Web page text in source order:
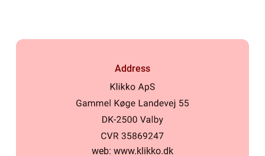
Address
web: www.klikko.dk